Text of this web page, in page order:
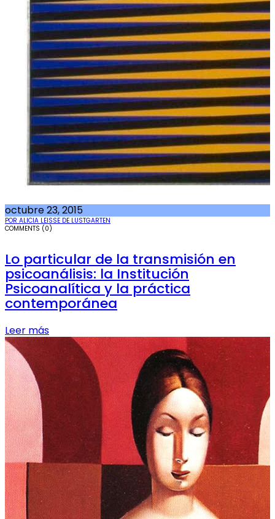
octubre 23, 2015
POR ALICIA LEISSE DE LUSTGARTEN
COMMENTS (0)
Lo particular de la transmisión en
psicoanálisis: la Institución
Psicoanalítica y la práctica
contemporánea
Leer más